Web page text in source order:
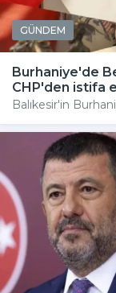
GÜNDEM
Burhaniye'de
CHP'den istifa
Balıkesir'in